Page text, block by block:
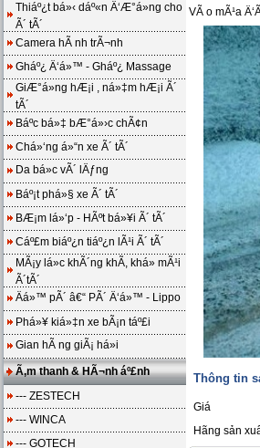
Thiáº¿t bá»‹ dáº«n Ä‘Æ°á»ng cho
Ã´ tÃ´
Camera hÃ nh trÃ¬nh
Gháº¿ Ä‘á»™ - Gháº¿ Massage
GiÆ°á»ng hÆ¡i , ná»‡m hÆ¡i Ã´
tÃ´
Báº­c bá»‡ bÆ°á»›c chÃ¢n
Chá»‘ng á»“n xe Ã´ tÃ´
Da bá»c vÃ´ lÄƒng
Báº¡t phá»§ xe Ã´ tÃ´
BÆ¡m lá»‘p - HÃºt bá»¥i Ã´ tÃ´
Cáº£m biáº¿n tiáº¿n lÃ¹i Ã´ tÃ´
MÃ¡y lá»c khÃ´ng khÃ­, khá»­ mÃ¹i
Ã´tÃ´
Äá»™ pÃ´ â€“ PÃ´ Ä‘á»™ - Lippo
Phá»¥ kiá»‡n xe bÃ¡n táº£i
Gian hÃ ng giÃ¡ há»i
Ã‚m thanh & HÃ¬nh áº£nh
--- ZESTECH
--- WINCA
--- GOTECH
VÃ o mÃ¹a
Thông tin
Giá
Hãng sản